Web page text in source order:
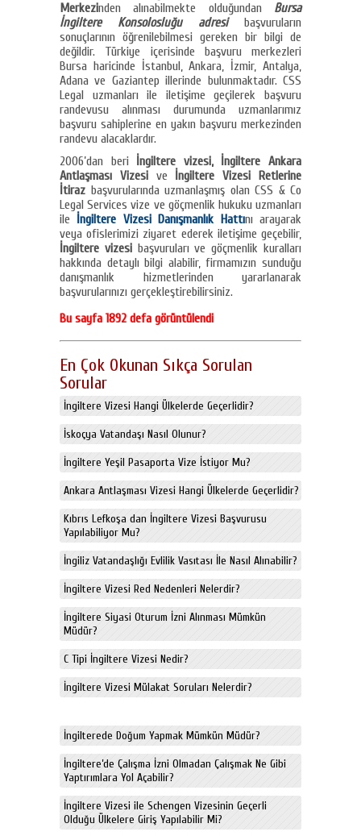
Merkezinden alınabilmekte olduğundan Bursa
İngiltere Konsolosluğu adresibaşvuruların
sonuçlarının öğrenilebilmesi gereken bir bilgi de
değildir. Türkiye içerisinde başvuru merkezleri
Bursa haricinde İstanbul, Ankara, İzmir, Antalya,
Adana ve Gaziantep illerinde bulunmaktadır. CSS
Legal uzmanları ile iletişime geçilerek başvuru
randevusu alınması durumunda uzmanlarımız
başvuru sahiplerine en yakın başvuru merkezinden
randevu alacaklardır.
2006’dan beri İngiltere vizesi, İngiltere Ankara
Antlaşması Vizesi ve İngiltere Vizesi Retlerine
İtiraz başvurularında uzmanlaşmış olan CSS & Co
Legal Services vize ve göçmenlik hukuku uzmanları
ile İngiltere Vizesi Danışmanlık Hattını arayarak
veya ofislerimizi ziyaret ederek iletişime geçebilir,
İngiltere vizesibaşvuruları ve göçmenlik kuralları
hakkında detaylı bilgi alabilir, firmamızın sunduğu
danışmanlık hizmetlerinden yararlanarak
başvurularınızı gerçekleştirebilirsiniz.
Bu sayfa 1892 defa görüntülendi
En Çok Okunan Sıkça Sorulan
Sorular
İngiltere Vizesi Hangi Ülkelerde Geçerlidir?
İskoçya Vatandaşı Nasıl Olunur?
İngiltere Yeşil Pasaporta Vize İstiyor Mu?
Ankara Antlaşması Vizesi Hangi Ülkelerde Geçerlidir?
Kıbrıs Lefkoşa dan İngiltere Vizesi Başvurusu
Yapılabiliyor Mu?
İngiliz Vatandaşlığı Evlilik Vasıtası İle Nasıl Alınabilir?
İngiltere Vizesi Red Nedenleri Nelerdir?
İngiltere Siyasi Oturum İzni Alınması Mümkün
Müdür?
C Tipi İngiltere Vizesi Nedir?
İngiltere Vizesi Mülakat Soruları Nelerdir?
İngilterede Doğum Yapmak Mümkün Müdür?
İngiltere’de Çalışma İzni Olmadan Çalışmak Ne Gibi
Yaptırımlara Yol Açabilir?
İngiltere Vizesi ile Schengen Vizesinin Geçerli
Olduğu Ülkelere Giriş Yapılabilir Mi?